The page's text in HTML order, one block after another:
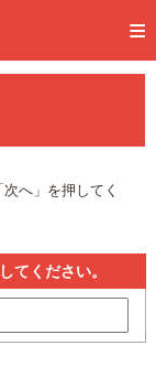
へ」を押してく
てください。